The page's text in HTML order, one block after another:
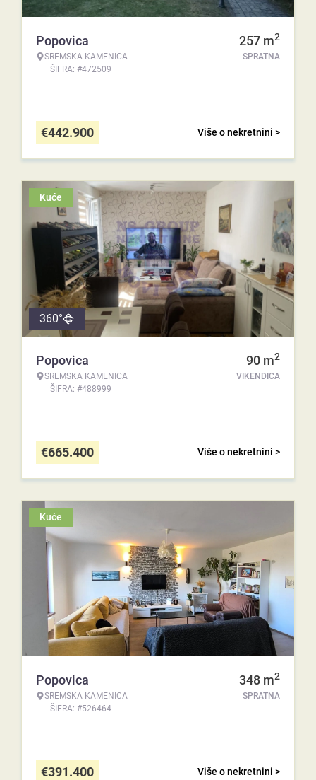
Popovica
SREMSKA KAMENICA
ŠIFRA: #472509
257 m2
SPRATNA
Više o nekretnini >
€442.900
Kuće
360°
Popovica
SREMSKA KAMENICA
ŠIFRA: #488999
90 m2
VIKENDICA
Više o nekretnini >
€665.400
Kuće
Popovica
SREMSKA KAMENICA
ŠIFRA: #526464
348 m2
SPRATNA
Više o nekretnini >
€391.400